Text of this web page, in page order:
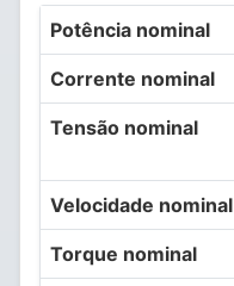
Potência nominal
Corrente nominal
Tensão nominal
Velocidade nominal
Torque nominal